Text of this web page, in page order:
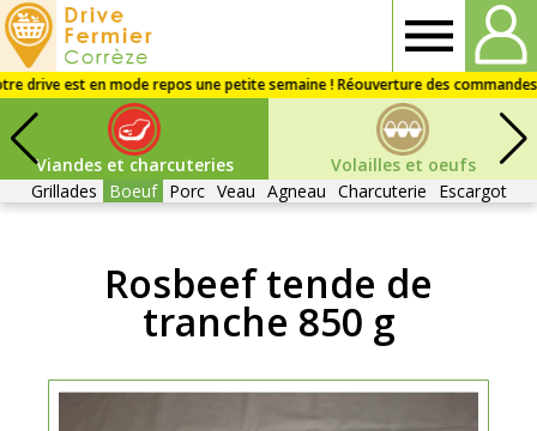
Corrèze
Viandes et charcuteries
Volailles et oeufs
Grillades
Boeuf Porc Veau Agneau Charcuterie Escargot
Rosbeef tende de
tranche 850 g